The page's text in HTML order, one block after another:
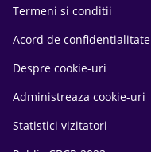
Termeni si conditii
Acord de confidentialitate
Despre cookie-uri
Administreaza cookie-uri
Statistici vizitatori